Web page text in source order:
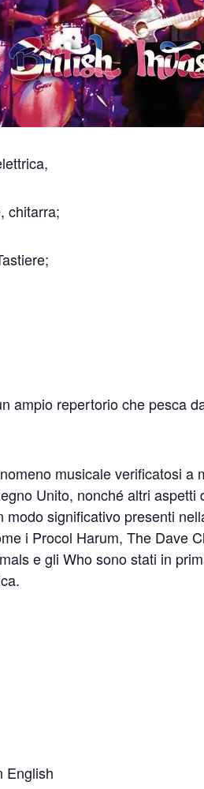
chitarra;
ampio repertorio che pesca
musicale verificatosi a
Unito, nonché altri
significativo presenti
i Procol Harum, The Dave
e gli Who sono stati in
English